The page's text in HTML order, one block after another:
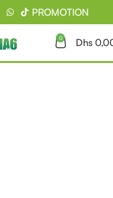
PROMOTION
0 Dhs